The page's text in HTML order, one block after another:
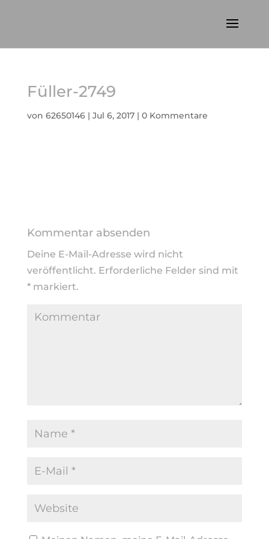
Füller-2749
von 62650146| Jul 6, 2017| 0 Kommentare
Kommentar absenden
Deine E-Mail-Adresse wird nicht
veröffentlicht. Erforderliche Felder sind mit
*markiert.